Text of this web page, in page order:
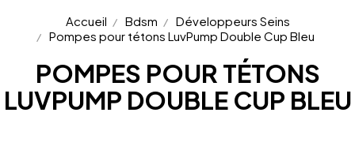
Accueil Bdsm
Développeurs Seins
Pompes pour tétons LuvPump Double Cup Bleu
POMPES POUR TÉTONS
LUVPUMP DOUBLE CUP BLEU